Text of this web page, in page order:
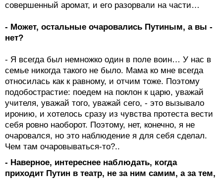
совершенный аромат, и его разорвали на части…
- Может, остальные очаровались Путиным, а вы -
нет?
- Я всегда был немножко один в поле воин… У нас в
семье никогда такого не было. Мама ко мне всегда
относилась как к равному, и отчим тоже. Поэтому
подобострастие: поедем на поклон к царю, уважай
учителя, уважай того, уважай сего, - это вызывало
иронию, и хотелось сразу из чувства протеста вести
себя ровно наоборот. Поэтому, нет, конечно, я не
очаровался, но это наблюдение я для себя сделал.
Чем там очаровываться-то?..
- Наверное, интереснее наблюдать, когда
приходит Путин в театр, не за ним самим, а за тем,